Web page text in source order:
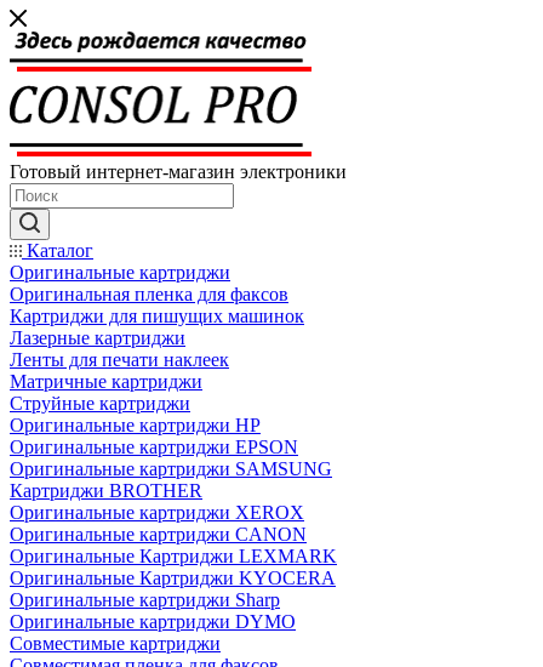
Готовый интернет-магазин электроники
Каталог
Оригинальные картриджи
Оригинальная пленка для факсов
Картриджи для пишущих машинок
Лазерные картриджи
Ленты для печати наклеек
Матричные картриджи
Струйные картриджи
Оригинальные картриджи HP
Оригинальные картриджи EPSON
Оригинальные картриджи SAMSUNG
Картриджи BROTHER
Оригинальные картриджи XEROX
Оригинальные картриджи CANON
Оригинальные Картриджи LEXMARK
Оригинальные Картриджи KYOCERA
Оригинальные картриджи Sharp
Оригинальные картриджи DYMO
Совместимые картриджи